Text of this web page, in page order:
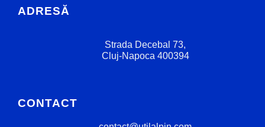
ADRESĂ
Strada Decebal 73,
Cluj-Napoca 400394
CONTACT